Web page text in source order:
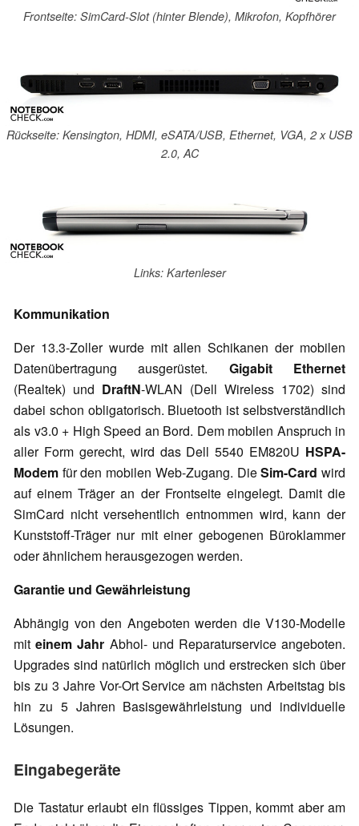
Frontseite: SimCard-Slot (hinter Blende), Mikrofon, Kopfhörer
Rückseite: Kensington, HDMI, eSATA/USB, Ethernet, VGA, 2 x USB
2.0, AC
Links: Kartenleser
Kommunikation
Der 13.3-Zoller wurde mit allen Schikanen der mobilen
Datenübertragung ausgerüstet. Gigabit Ethernet
(Realtek) und DraftN-WLAN (Dell Wireless 1702) sind
dabei schon obligatorisch. Bluetooth ist selbstverständlich
als v3.0 + High Speed an Bord. Dem mobilen Anspruch in
aller Form gerecht, wird das Dell 5540 EM820U HSPA-
Modem für den mobilen Web-Zugang. DieSim-Card wird
auf einem Träger an der Frontseite eingelegt. Damit die
SimCard nicht versehentlich entnommen wird, kann der
Kunststoff-Träger nur mit einer gebogenen Büroklammer
oder ähnlichem herausgezogen werden.
Garantie und Gewährleistung
Abhängig von den Angeboten werden die V130-Modelle
miteinem Jahr Abhol- und Reparaturservice angeboten.
Upgrades sind natürlich möglich und erstrecken sich über
bis zu 3 Jahre Vor-Ort Service am nächsten Arbeitstag bis
hin zu 5 Jahren Basisgewährleistung und individuelle
Lösungen.
Eingabegeräte
Die Tastatur erlaubt ein flüssiges Tippen, kommt aber am